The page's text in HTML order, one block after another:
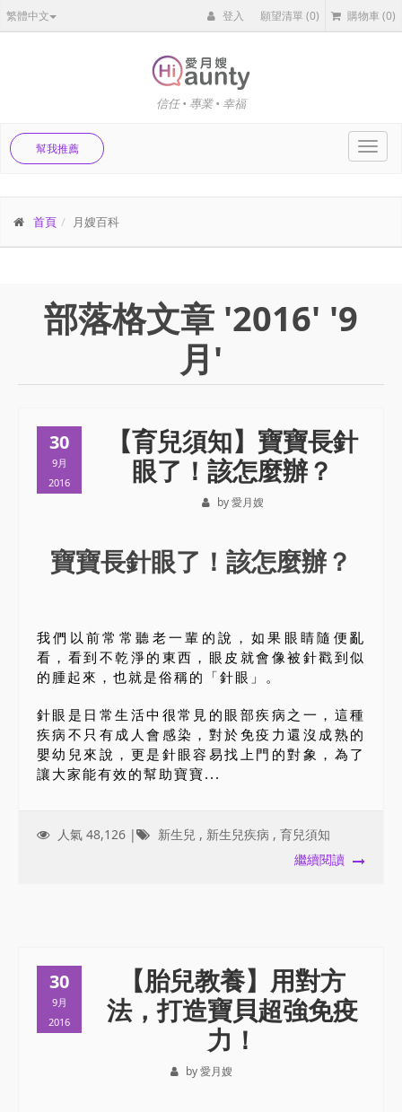
繁體中文 登入 願望清單(0) 購物車 (0)
信任 • 專業 • 幸福
幫我推薦
首頁 月嫂百科
部落格文章 '2016' '9
月'
30
9月
2016
【育兒須知】寶寶長針
眼了！該怎麼辦？
by 愛月嫂
寶寶長針眼了！該怎麼辦？
我們以前常常聽老一輩的說，如果眼睛隨便亂
看，看到不乾淨的東西，眼皮就會像被針戳到似
的腫起來，也就是俗稱的「針眼」。
針眼是日常生活中很常見的眼部疾病之一，這種
疾病不只有成人會感染，對於免疫力還沒成熟的
嬰幼兒來說，更是針眼容易找上門的對象，為了
讓大家能有效的幫助寶寶...
人氣 48,126 | 新生兒 , 新生兒疾病 , 育兒須知
繼續閱讀
30
9月
2016
【胎兒教養】用對方
法，打造寶貝超強免疫
力！
by 愛月嫂